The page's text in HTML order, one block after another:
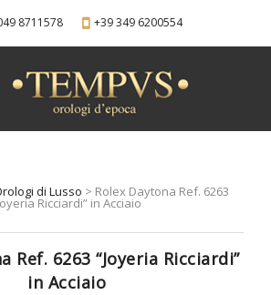
8711578 +39 349 6200554
di Lusso > Rolex Daytona Ref. 6263
Ricciardi” in Acciaio
Ref. 6263 “Joyeria Ricciardi”
in Acciaio